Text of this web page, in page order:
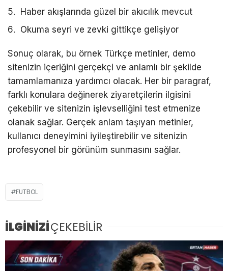
Haber akışlarında güzel bir akıcılık mevcut
Okuma seyri ve zevki gittikçe gelişiyor
Sonuç olarak, bu örnek Türkçe metinler, demo
sitenizin içeriğini gerçekçi ve anlamlı bir şekilde
tamamlamanıza yardımcı olacak. Her bir paragraf,
farklı konulara değinerek ziyaretçilerin ilgisini
çekebilir ve sitenizin işlevselliğini test etmenize
olanak sağlar. Gerçek anlam taşıyan metinler,
kullanıcı deneyimini iyileştirebilir ve sitenizin
profesyonel bir görünüm sunmasını sağlar.
FUTBOL
İLGİNİZİÇEKEBİLİR